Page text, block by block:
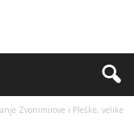
Zvonimirove i Pleške, velike